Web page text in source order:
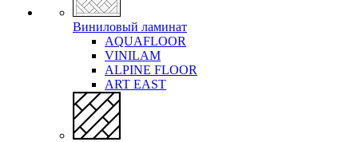
Виниловый ламинат
AQUAFLOOR
VINILAM
ALPINE FLOOR
ART EAST